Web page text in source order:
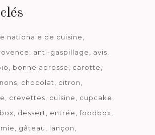
nationale de cuisine
anti-gaspillage
avis
bonne adresse
carotte
chocolat
citron
crevettes cuisine
cupcake
dessert entrée
foodbox
gâteau
lançon